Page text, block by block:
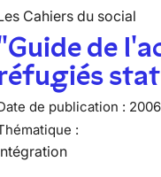
Cahiers du social
de
de publication : 2006
: